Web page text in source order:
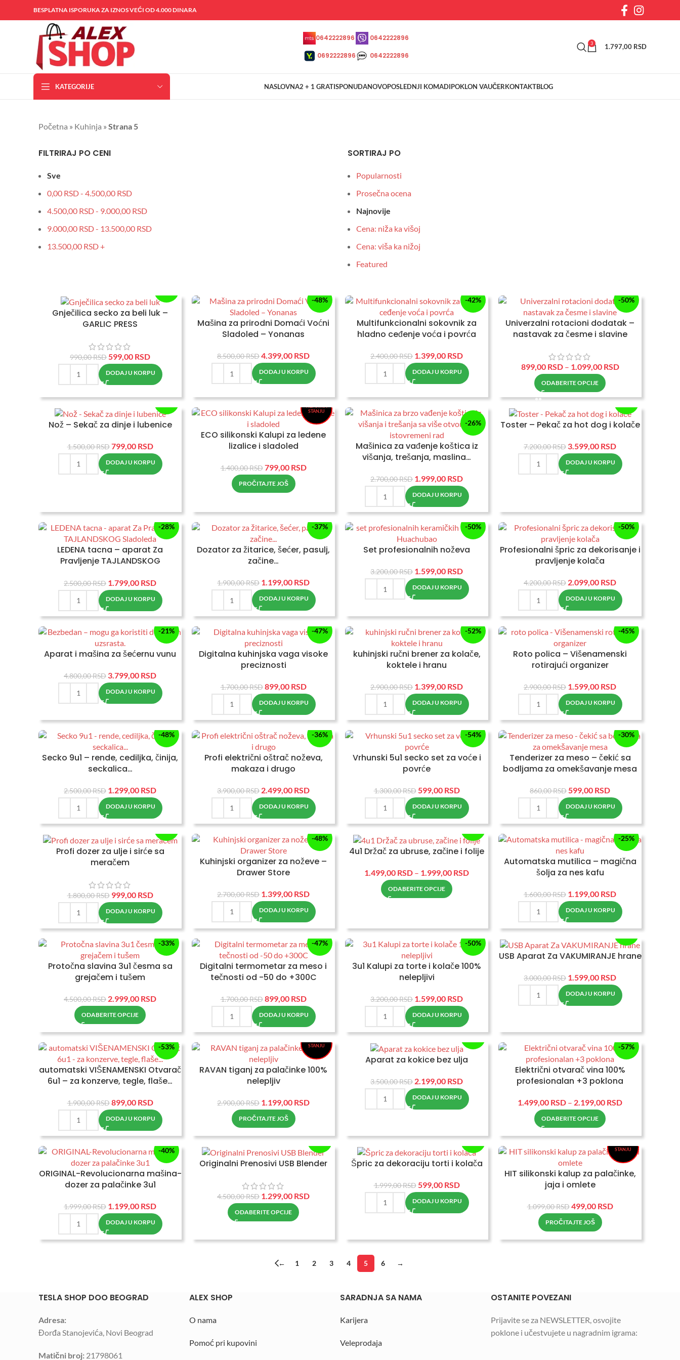
BESPLATNA ISPORUKA ZA IZNOS VEĆI OD 4.000 DINARA
0642222896
0692222896
0642222896
0642222896
3 1.797,00 RSD
KATEGORIJE NASLOVNA2 + 1 GRATISPONUDANOVOPOSLEDNJI KOMADIPOKLON VAUČERKONTAKTBLOG
Početna » Kuhinja » Strana 5
FILTRIRAJ PO CENI
Sve
0,00 RSD- 4.500,00 RSD
4.500,00 RSD- 9.000,00 RSD
9.000,00 RSD- 13.500,00 RSD
13.500,00 RSD+
SORTIRAJ PO
Popularnosti
Prosečna ocena
Najnovije
Cena: niža ka višoj
Cena: viša ka nižoj
Featured
Gnječilica secko za beli luk –
GARLIC PRESS
990,00RSD599,00 RSD
DODAJ U KORPU
-48%
Mašina za prirodni Domaći Voćni
Sladoled – Yonanas
8.500,00RSD4.399,00 RSD
DODAJ U KORPU
-42%
Multifunkcionalni sokovnik za
hladno ceđenje voća i povrća
2.400,00RSD 1.399,00 RSD
DODAJ U KORPU
-50%
Univerzalni rotacioni dodatak –
nastavak za česme i slavine
899,00 RSD – 1.099,00 RSD
ODABERITE OPCIJE
-47%
Nož – Sekač za dinje i lubenice
1.500,00RSD 799,00 RSD
DODAJ U KORPU
-43%
STANJU
ECO silikonski Kalupi za ledene
lizalice i sladoled
1.400,00RSD 799,00 RSD
PROČITAJTE JOŠ
-26%
Mašinica za vađenje koštica iz
višanja, trešanja, maslina…
2.700,00RSD 1.999,00 RSD
DODAJ U KORPU
-50%
Toster – Pekač za hot dog i kolače
7.200,00RSD 3.599,00 RSD
DODAJ U KORPU
-28%
LEDENA tacna – aparat Za
Pravljenje TAJLANDSKOG
2.500,00RSD 1.799,00 RSD
DODAJ U KORPU
-37%
Dozator za žitarice, šećer, pasulj,
začine…
1.900,00RSD 1.199,00 RSD
DODAJ U KORPU
-50%
Set profesionalnih noževa
3.200,00RSD 1.599,00 RSD
DODAJ U KORPU
-50%
Profesionalni špric za dekorisanje i
pravljenje kolača
4.200,00RSD 2.099,00 RSD
DODAJ U KORPU
-21%
Aparat i mašina za šećernu vunu
4.800,00RSD 3.799,00 RSD
DODAJ U KORPU
-47%
Digitalna kuhinjska vaga visoke
preciznosti
1.700,00RSD 899,00 RSD
DODAJ U KORPU
-52%
kuhinjski ručni brener za kolače,
koktele i hranu
2.900,00RSD 1.399,00 RSD
DODAJ U KORPU
-45%
Roto polica – Višenamenski
rotirajući organizer
2.900,00RSD 1.599,00 RSD
DODAJ U KORPU
-48%
Secko 9u1 – rende, cediljka, činija,
seckalica…
2.500,00RSD 1.299,00 RSD
DODAJ U KORPU
-36%
Profi električni oštrač noževa,
makaza i drugo
3.900,00RSD 2.499,00 RSD
DODAJ U KORPU
-54%
Vrhunski 5u1 secko set za voće i
povrće
1.300,00RSD 599,00 RSD
DODAJ U KORPU
-30%
Tenderizer za meso – čekić sa
bodljama za omekšavanje mesa
860,00RSD 599,00 RSD
DODAJ U KORPU
-45%
Profi dozer za ulje i sirće sa
meračem
1.800,00RSD 999,00 RSD
DODAJ U KORPU
-48%
Kuhinjski organizer za noževe –
Drawer Store
2.700,00RSD 1.399,00 RSD
DODAJ U KORPU
-50%
4u1 Držač za ubruse, začine i folije
1.499,00 RSD – 1.999,00 RSD
ODABERITE OPCIJE
-25%
Automatska mutilica – magična
šolja za nes kafu
1.600,00RSD 1.199,00 RSD
DODAJ U KORPU
-33%
Protočna slavina 3u1 česma sa
grejačem i tušem
4.500,00RSD 2.999,00 RSD
ODABERITE OPCIJE
-47%
Digitalni termometar za meso i
tečnosti od -50 do +300C
1.700,00RSD 899,00 RSD
DODAJ U KORPU
-50%
3u1 Kalupi za torte i kolače 100%
nelepljivi
3.200,00RSD 1.599,00 RSD
DODAJ U KORPU
-47%
USB Aparat Za VAKUMIRANJE hrane
3.000,00RSD 1.599,00 RSD
DODAJ U KORPU
-53%
automatski VIŠENAMENSKI Otvarač
6u1 – za konzerve, tegle, flaše…
1.900,00RSD 899,00 RSD
DODAJ U KORPU
-59%
STANJU
RAVAN tiganj za palačinke 100%
nelepljiv
2.900,00RSD 1.199,00 RSD
PROČITAJTE JOŠ
-37%
Aparat za kokice bez ulja
3.500,00RSD 2.199,00 RSD
DODAJ U KORPU
-57%
Električni otvarač vina 100%
profesionalan +3 poklona
1.499,00 RSD – 2.199,00 RSD
ODABERITE OPCIJE
-40%
ORIGINAL-Revolucionarna mašina-
dozer za palačinke 3u1
1.999,00RSD 1.199,00 RSD
DODAJ U KORPU
-71%
Originalni Prenosivi USB Blender
4.500,00RSD 1.299,00 RSD
ODABERITE OPCIJE
-70%
Špric za dekoraciju torti i kolača
1.999,00RSD 599,00 RSD
DODAJ U KORPU
STANJU
HIT silikonski kalup za palačinke,
jaja i omlete
1.099,00RSD 499,00 RSD
PROČITAJTE JOŠ
← 1 2 3 4 5 6 →
TESLA SHOP DOO BEOGRAD
Adresa:
Đorđa Stanojevića, Novi Beograd
Matični broj: 21798061
ALEX SHOP
O nama
Pomoć pri kupovini
SARADNJA SA NAMA
Karijera
Veleprodaja
OSTANITE POVEZANI
Prijavite se za NEWSLETTER, osvojite
poklone i učestvujete u nagradnim igrama: